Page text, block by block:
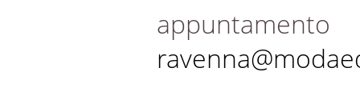
appuntamento